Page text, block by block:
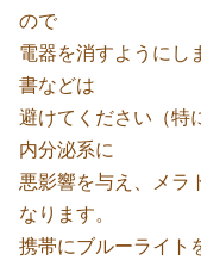
ので
電器を消すようにし
書などは
避けてください（特
内分泌系に
悪影響を与え、メラ
なります。
携帯にブルーライト